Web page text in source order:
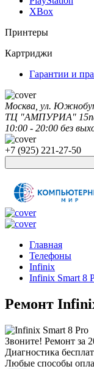
XBox
Принтеры
Картриджи
Гарантии и
Москва, ул.
ТЦ "АМПУРИА"
10:00 - 20:00 без
+7 (925) 221-27-50
Главная
Телефоны
Infinix
Infinix Smart 8
Ремонт
Звоните! Ремонт за
Диагностика
Любые способы